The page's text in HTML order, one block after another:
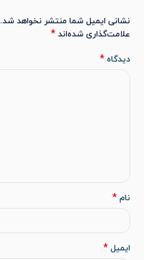
نشانی ایمیل شما منتشر نخواهد شد.
علامت‌گذاری شده‌اند *
دیدگاه *
نام *
ایمیل *